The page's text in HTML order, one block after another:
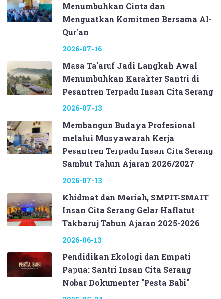
Menumbuhkan Cinta dan
Menguatkan Komitmen Bersama Al-
Qur'an
2026-07-16
Masa Ta'aruf Jadi Langkah Awal
Menumbuhkan Karakter Santri di
Pesantren Terpadu Insan Cita Serang
2026-07-13
Membangun Budaya Profesional
melalui Musyawarah Kerja
Pesantren Terpadu Insan Cita Serang
Sambut Tahun Ajaran 2026/2027
2026-07-13
Khidmat dan Meriah, SMPIT-SMAIT
Insan Cita Serang Gelar Haflatut
Takharuj Tahun Ajaran 2025-2026
2026-06-13
Pendidikan Ekologi dan Empati
Papua: Santri Insan Cita Serang
Nobar Dokumenter "Pesta Babi"